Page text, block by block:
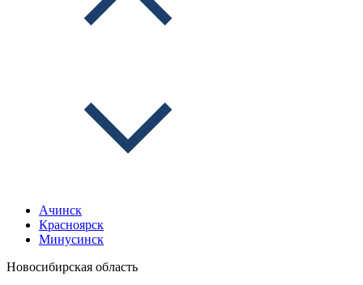
Ачинск
Красноярск
Минусинск
Новосибирская область